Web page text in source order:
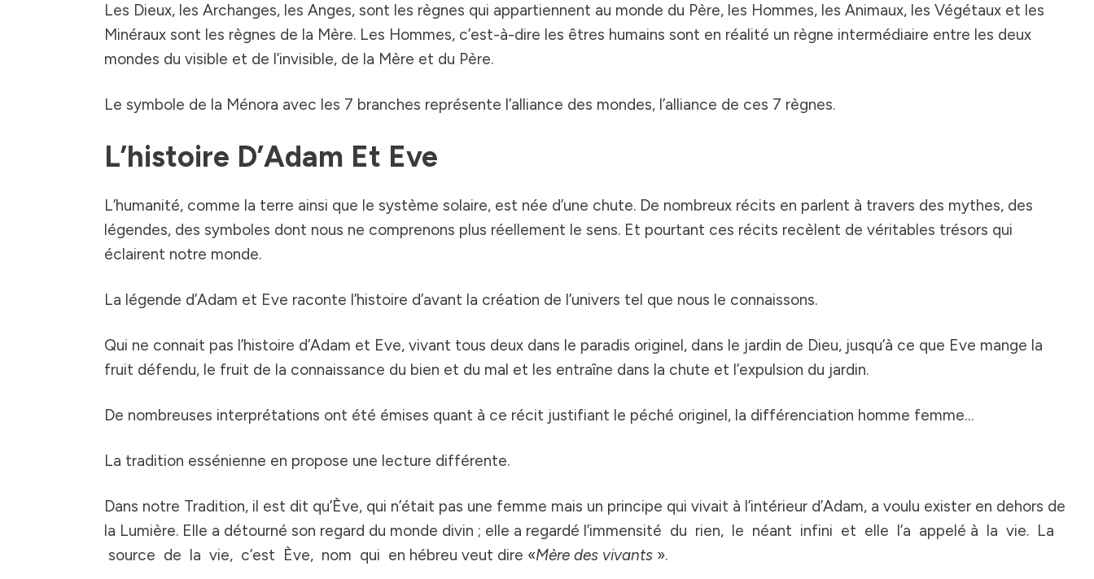
Les Dieux, les Archanges, les Anges, sont les règnes qui appartiennent au monde du Père, les Hommes, les Animaux, les Végétaux et les
Minéraux sont les règnes de la Mère. Les Hommes, c’est-à-dire les êtres humains sont en réalité un règne intermédiaire entre les deux
mondes du visible et de l’invisible, de la Mère et du Père.
Le symbole de la Ménora avec les 7 branches représente l’alliance des mondes, l’alliance de ces 7 règnes.
L’histoire D’Adam Et Eve
L’humanité, comme la terre ainsi que le système solaire, est née d’une chute. De nombreux récits en parlent à travers des mythes, des
légendes, des symboles dont nous ne comprenons plus réellement le sens. Et pourtant ces récits recèlent de véritables trésors qui
éclairent notre monde.
La légende d’Adam et Eve raconte l’histoire d’avant la création de l’univers tel que nous le connaissons.
Qui ne connait pas l’histoire d’Adam et Eve, vivant tous deux dans le paradis originel, dans le jardin de Dieu, jusqu’à ce que Eve mange la
fruit défendu, le fruit de la connaissance du bien et du mal et les entraîne dans la chute et l’expulsion du jardin.
De nombreuses interprétations ont été émises quant à ce récit justifiant le péché originel, la différenciation homme femme…
La tradition essénienne en propose une lecture différente.
Dans notre Tradition, il est dit qu’Ève, qui n’était pas une femme mais un principe qui vivait à l’intérieur d’Adam, a voulu exister en dehors de
la Lumière. Elle a détourné son regard du monde divin ; elle a regardé l’immensité du rien, le néant infini et elle l’a appelé à la vie. La
source de la vie, c’est Ève, nom qui en hébreu veut dire «Mère des vivants ».